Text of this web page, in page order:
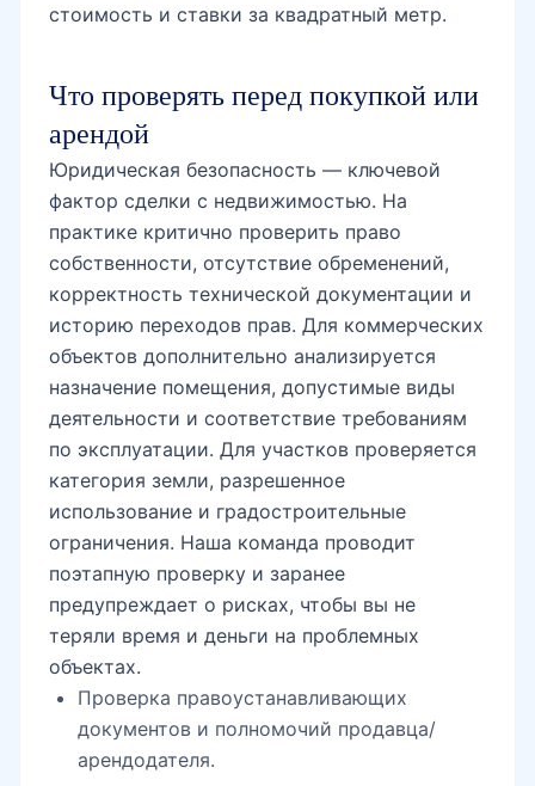
стоимость и ставки за квадратный метр.
Что проверять перед покупкой или
арендой
Юридическая безопасность — ключевой
фактор сделки с недвижимостью. На
практике критично проверить право
собственности, отсутствие обременений,
корректность технической документации и
историю переходов прав. Для коммерческих
объектов дополнительно анализируется
назначение помещения, допустимые виды
деятельности и соответствие требованиям
по эксплуатации. Для участков проверяется
категория земли, разрешенное
использование и градостроительные
ограничения. Наша команда проводит
поэтапную проверку и заранее
предупреждает о рисках, чтобы вы не
теряли время и деньги на проблемных
объектах.
Проверка правоустанавливающих
документов и полномочий продавца/
арендодателя.